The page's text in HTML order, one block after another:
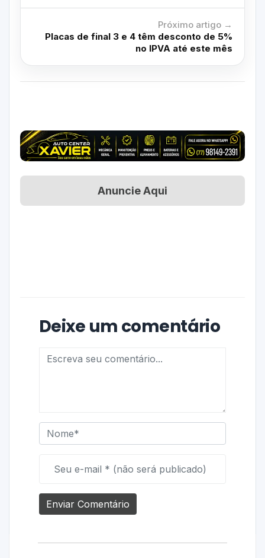
Próximo artigo →
Placas de final 3 e 4 têm desconto de 5%
no IPVA até este mês
Anuncie Aqui
Deixe um comentário